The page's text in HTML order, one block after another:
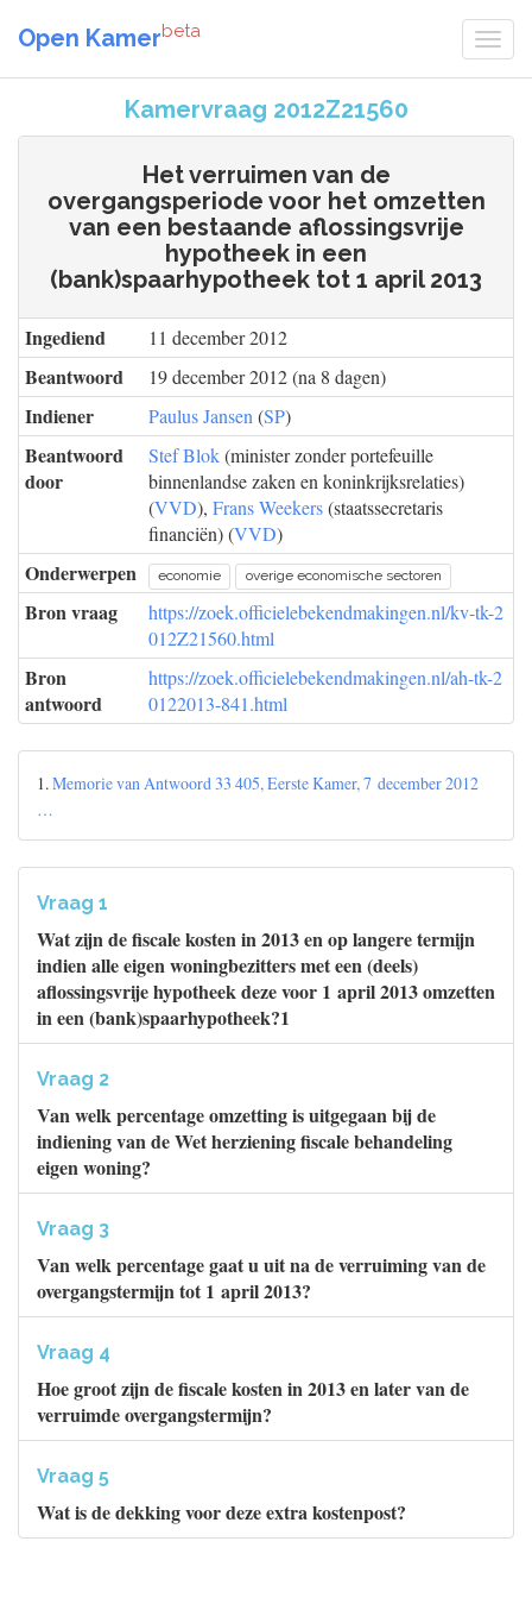
Open Kamerbeta
Kamervraag 2012Z21560
Het verruimen van de
overgangsperiode voor het omzetten
van een bestaande aflossingsvrije
hypotheek in een
(bank)spaarhypotheek tot 1 april 2013
Ingediend 11 december 2012
Beantwoord 19 december 2012 (na 8 dagen)
Indiener Paulus Jansen (SP)
Beantwoord
door
Stef Blok(minister zonder portefeuille
binnenlandse zaken en koninkrijksrelaties)
(VVD), Frans Weekers(staatssecretaris
financiën) (VVD)
Onderwerpen economie overige economische sectoren
Bron vraag
https://zoek.officielebekendmakingen.nl/kv-tk-2
012Z21560.html
Bron
antwoord
https://zoek.officielebekendmakingen.nl/ah-tk-2
0122013-841.html
1.Memorie van Antwoord 33 405, Eerste Kamer, 7 december 2012
…
Vraag 1
Wat zijn de fiscale kosten in 2013 en op langere termijn
indien alle eigen woningbezitters met een (deels)
aflossingsvrije hypotheek deze voor 1 april 2013 omzetten
in een (bank)spaarhypotheek?1
Vraag 2
Van welk percentage omzetting is uitgegaan bij de
indiening van de Wet herziening fiscale behandeling
eigen woning?
Vraag 3
Van welk percentage gaat u uit na de verruiming van de
overgangstermijn tot 1 april 2013?
Vraag 4
Hoe groot zijn de fiscale kosten in 2013 en later van de
verruimde overgangstermijn?
Vraag 5
Wat is de dekking voor deze extra kostenpost?